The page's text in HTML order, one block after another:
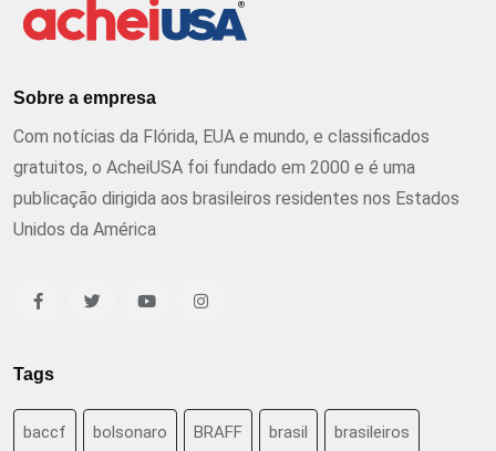
Sobre a empresa
Com notícias da Flórida, EUA e mundo, e classificados
gratuitos, o AcheiUSA foi fundado em 2000 e é uma
publicação dirigida aos brasileiros residentes nos Estados
Unidos da América
Tags
baccf bolsonaro BRAFF brasil brasileiros